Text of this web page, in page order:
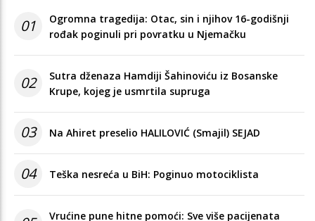
01
Ogromna tragedija: Otac, sin i njihov 16-godišnji
rođak poginuli pri povratku u Njemačku
02
Sutra dženaza Hamdiji Šahinoviću iz Bosanske
Krupe, kojeg je usmrtila supruga
03 Na Ahiret preselio HALILOVIĆ (Smajil) SEJAD
04 Teška nesreća u BiH: Poginuo motociklista
Vrućine pune hitne pomoći: Sve više pacijenata